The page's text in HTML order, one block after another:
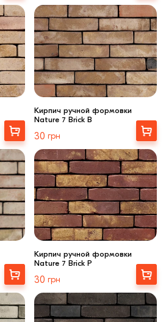
Выбрать
Кирпич ручной формовки
Nature 7 Brick B
30 грн
Выбрать
Выбрать
Кирпич ручной формовки
Nature 7 Brick P
30 грн
Выбрать